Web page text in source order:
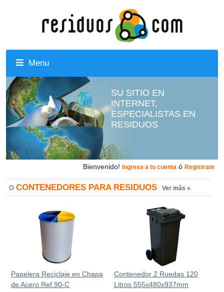
Menu
SU SITIO EN
INTERNET,
ESPECIALISTAS EN
RESIDUOS
Bienvenido! Ingresa a tu cuenta ó Registrate
CONTENEDORES PARA RESIDUOS Ver más »
Papelera Reciclaje en Chapa
de Acero Ref.90-C
Contenedor 2 Ruedas 120
Litros 555х480х937mm